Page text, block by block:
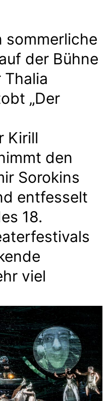
sommerliche
der Bühne
Thalia
„Der
Kirill
den
Sorokins
entfesselt
18.
viel